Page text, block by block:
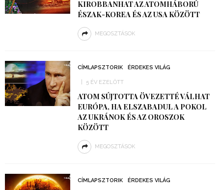
KIROBBANHAT AZ ATOMHÁBORÚ
ÉSZAK-KOREA ÉS AZ USA KÖZÖTT
MEGOSZTÁSOK
CÍMLAPSZTORIK ÉRDEKES VILÁG
5 ÉV EZELŐTT
ATOM SÚJTOTTA ÖVEZETTÉ VÁLHAT
EURÓPA, HA ELSZABADUL A POKOL
AZ UKRÁNOK ÉS AZ OROSZOK
KÖZÖTT
MEGOSZTÁSOK
CÍMLAPSZTORIK ÉRDEKES VILÁG